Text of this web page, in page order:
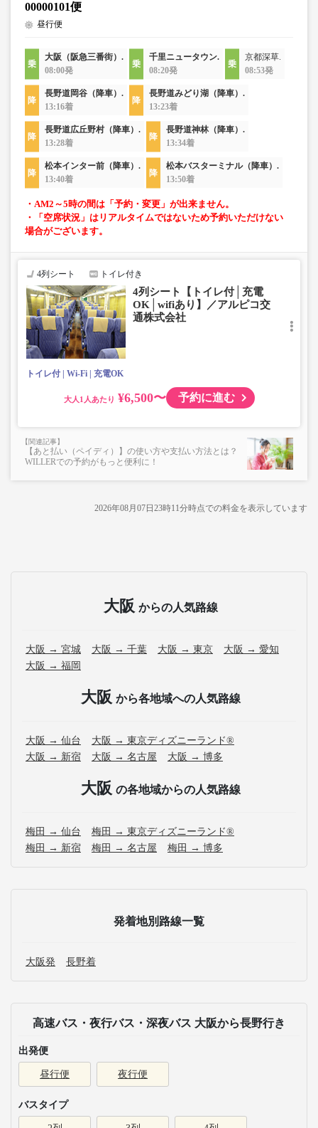
00000101便
昼行便
大阪（阪急三番街）.
08:00発
千里ニュータウン.
08:20発
京都深草.
08:53発
長野道岡谷（降車）.
13:16着
長野道みどり湖（降車）.
13:23着
長野道広丘野村（降車）.
13:28着
長野道神林（降車）.
13:34着
松本インター前（降車）.
13:40着
松本バスターミナル（降車）.
13:50着
・AM2～5時の間は「予約・変更」が出来ません。
・「空席状況」はリアルタイムではないため予約いただけない
場合がございます。
4列シート トイレ付き
4列シート【トイレ付│充電
OK│wifiあり】／アルピコ交
通株式会社
トイレ付 Wi-Fi 充電OK
大人 ¥6,500〜 予約に進む
【あと払い（ペイディ）】の使い方や支払い方法とは？
WILLERでの予約がもっと便利に！
2026年08月07日23時11分時点での料金を表示しています
大阪 からの人気路線
大阪 → 宮城 大阪 → 千葉 大阪 → 東京
大阪 → 愛知
大阪 → 福岡
大阪 から各地域への人気路線
大阪 → 仙台
大阪 → 東京ディズニーランド®
大阪 → 新宿
大阪 → 名古屋 大阪 → 博多
大阪 の各地域からの人気路線
梅田 → 仙台
梅田 → 東京ディズニーランド®
梅田 → 新宿
梅田 → 名古屋 梅田 → 博多
発着地別路線一覧
大阪発 長野着
高速バス・夜行バス・深夜バス 大阪から長野行き
出発便
昼行便 夜行便
バスタイプ